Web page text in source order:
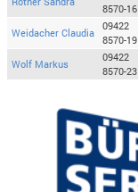
8570-16
Weidacher Claudia
09422
8570-19
Wolf Markus
09422
8570-23